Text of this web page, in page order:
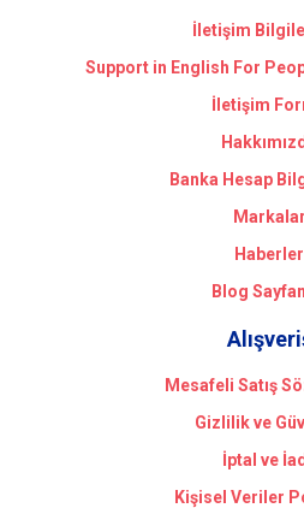
İletişim
Support in English For
İletişim
Banka Hesap
Markalar
Haberler
Blog
Mesafeli Satış
Gizlilik ve
İptal ve
Kişisel Veriler